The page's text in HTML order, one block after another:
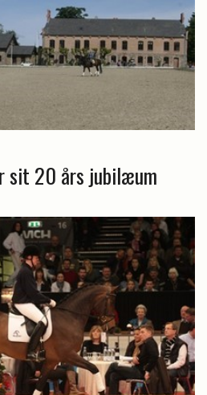
sit 20 års jubilæum